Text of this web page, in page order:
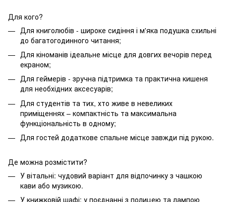
Для кого?
Для книголюбів - широке сидіння і м'яка подушка схильні
до багатогодинного читання;
Для кіноманів ідеальне місце для довгих вечорів перед
екраном;
Для геймерів - зручна підтримка та практична кишеня
для необхідних аксесуарів;
Для студентів та тих, хто живе в невеликих
приміщеннях – компактність та максимальна
функціональність в одному;
Для гостей додаткове спальне місце завжди під рукою.
Де можна розмістити?
У вітальні: чудовий варіант для відпочинку з чашкою
кави або музикою.
У книжковій шафі: у поєднанні з полицею та лампою